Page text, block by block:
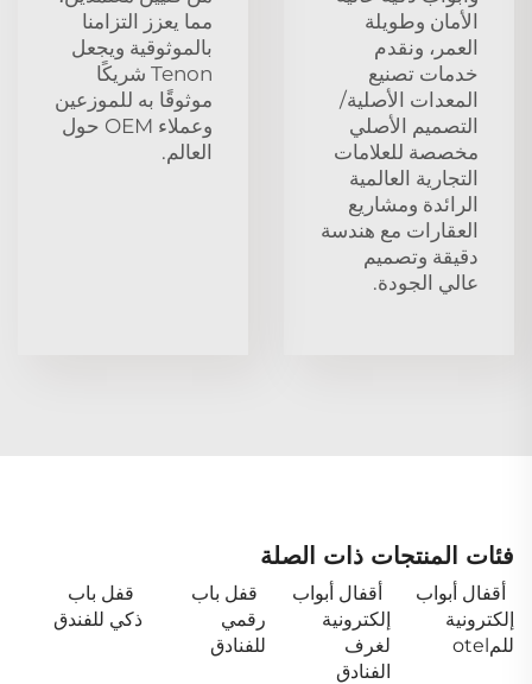
الأمان وطويلة
العمر، ونقدم
خدمات تصنيع
المعدات الأصلية/
التصميم الأصلي
مخصصة للعلامات
التجارية العالمية
الرائدة ومشاريع
العقارات مع هندسة
دقيقة وتصميم
عالي الجودة.
مما يعزز التزامنا
بالموثوقية ويجعل
Tenon شريكًا
موثوقًا به للموزعين
وعملاء OEM حول
العالم.
فئات المنتجات ذات الصلة
أقفال أبواب
إلكترونية
للمotel
أقفال أبواب
إلكترونية
لغرف
الفنادق
قفل باب
رقمي
للفنادق
قفل باب
ذكي للفندق